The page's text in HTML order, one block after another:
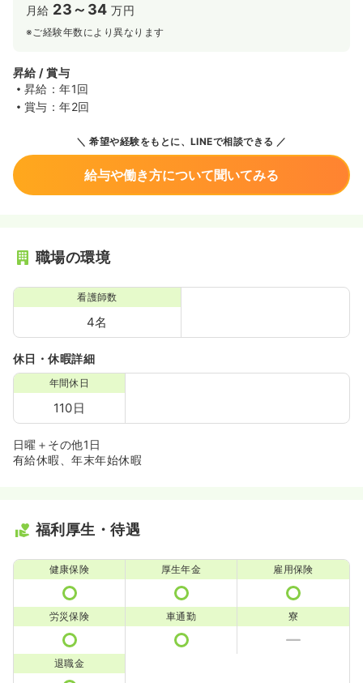
月給 23～34 万円
※ご経験年数により異なります
昇給 / 賞与
昇給：年1回
賞与：年2回
希望や経験をもとに、LINEで相談できる
給与や働き方について聞いてみる
職場の環境
看護師数
4名
休日・休暇詳細
年間休日
110日
日曜＋その他1日
有給休暇、年末年始休暇
福利厚生・待遇
健康保険 厚生年金 雇用保険
労災保険 車通勤 寮
退職金